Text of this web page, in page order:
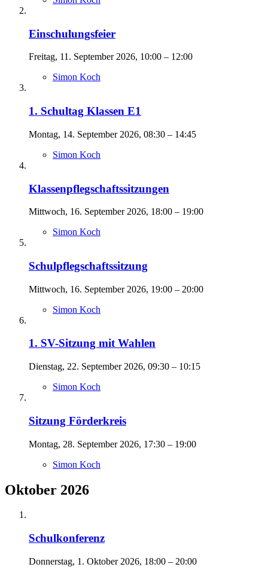
Einschulungsfeier
Freitag, 11. September 2026, 10:00 – 12:00
Simon Koch
1. Schultag Klassen E1
Montag, 14. September 2026, 08:30 – 14:45
Simon Koch
Klassenpflegschaftssitzungen
Mittwoch, 16. September 2026, 18:00 – 19:00
Simon Koch
Schulpflegschaftssitzung
Mittwoch, 16. September 2026, 19:00 – 20:00
Simon Koch
1. SV-Sitzung mit Wahlen
Dienstag, 22. September 2026, 09:30 – 10:15
Simon Koch
Sitzung Förderkreis
Montag, 28. September 2026, 17:30 – 19:00
Simon Koch
Oktober 2026
Schulkonferenz
Donnerstag, 1. Oktober 2026, 18:00 – 20:00